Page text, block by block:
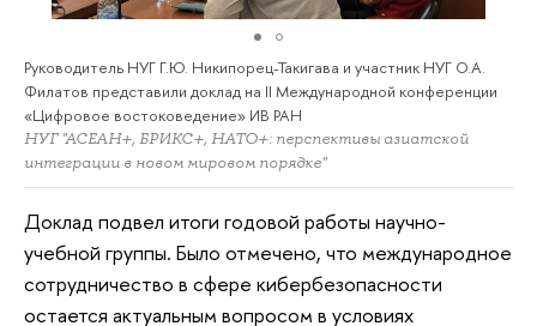
Руководитель НУГ Г.Ю. Никипорец-Такигава и участник НУГ О.А.
Филатов представили доклад на II Международной конференции
«Цифровое востоковедение» ИВ РАН
НУГ "АСЕАН+, БРИКС+, НАТО+: перспективы азиатской
интеграции в новом мировом порядке"
Доклад подвел итоги годовой работы научно-
учебной группы. Было отмечено, что международное
сотрудничество в сфере кибербезопасности
остается актуальным вопросом в условиях